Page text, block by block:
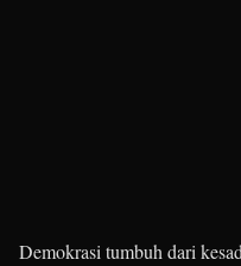
Demokrasi tumbuh dari